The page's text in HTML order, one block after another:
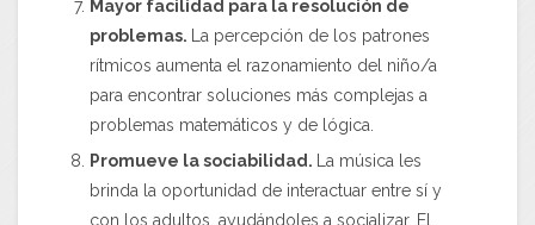
Mayor facilidad para la resolución de
problemas. La percepción de los patrones
rítmicos aumenta el razonamiento del niño/a
para encontrar soluciones más complejas a
problemas matemáticos y de lógica.
Promueve la sociabilidad. La música les
brinda la oportunidad de interactuar entre sí y
con los adultos, ayudándoles a socializar. El